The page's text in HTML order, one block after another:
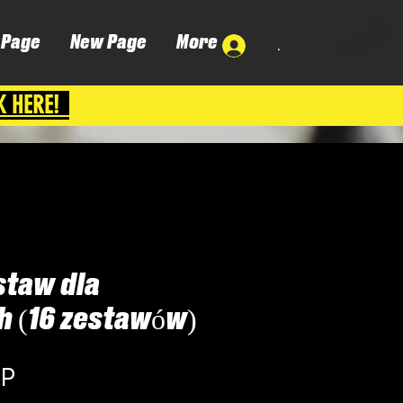
.
New Page More
HERE!
dla
(16 zestawów)
Cena